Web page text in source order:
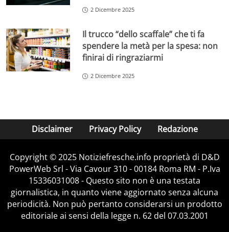
2 Dicembre 2025
Il trucco “dello scaffale” che ti fa
spendere la metà per la spesa: non
finirai di ringraziarmi
2 Dicembre 2025
Disclaimer Privacy Policy Redazione
Copyright © 2025 Notiziefresche.info proprietà di D&D
PowerWeb Srl - Via Cavour 310 - 00184 Roma RM - P.Iva
15336031008 - Questo sito non è una testata
giornalistica, in quanto viene aggiornato senza alcuna
periodicità. Non può pertanto considerarsi un prodotto
editoriale ai sensi della legge n. 62 del 07.03.2001